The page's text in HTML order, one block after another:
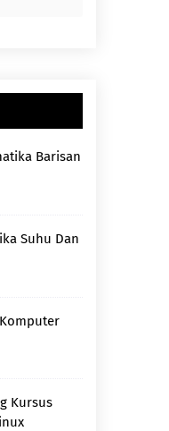
Barisan
Suhu Dan
Kursus